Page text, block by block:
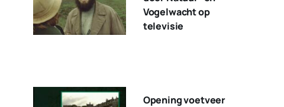
Vogelwacht op
televisie
Opening voetveer